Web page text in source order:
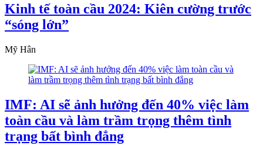
Kinh tế toàn cầu 2024: Kiên cường trước
“sóng lớn”
Mỹ Hân
IMF: AI sẽ ảnh hưởng đến 40% việc làm
toàn cầu và làm trầm trọng thêm tình
trạng bất bình đẳng